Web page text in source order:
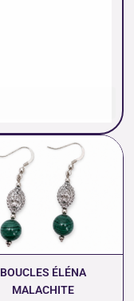
BOUCLES ÉLÉNA
MALACHITE